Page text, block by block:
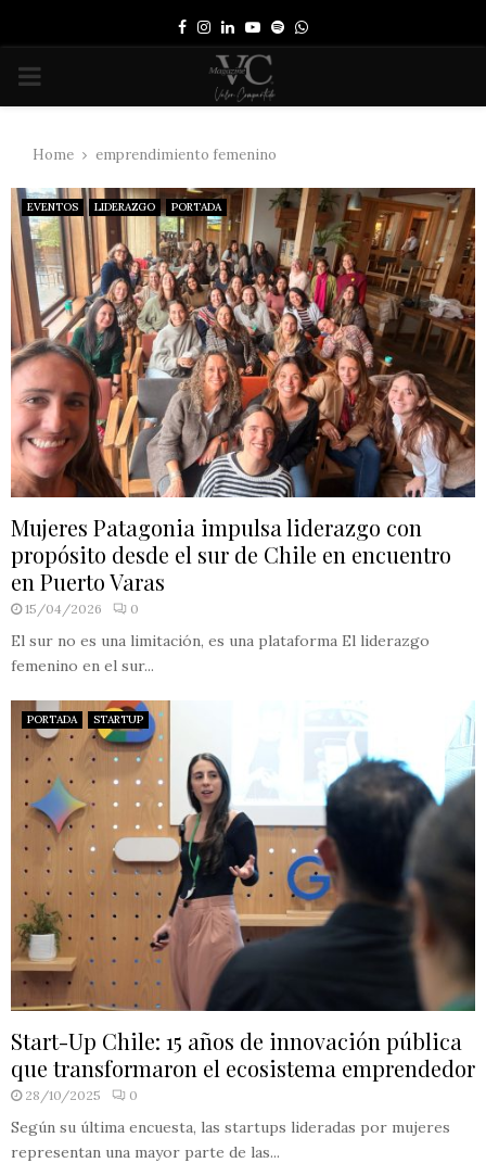
Facebook
Instagram
LinkedinYoutube
SpotifyWhatsapp
PRIMARY
Home emprendimiento femenino
EVENTOS LIDERAZGO PORTADA
Mujeres Patagonia impulsa liderazgo con
propósito desde el sur de Chile en encuentro
en Puerto Varas
15/04/2026 0
El sur no es una limitación, es una plataforma El liderazgo
femenino en el sur...
PORTADA STARTUP
Start-Up Chile: 15 años de innovación pública
que transformaron el ecosistema emprendedor
28/10/2025 0
Según su última encuesta, las startups lideradas por mujeres
representan una mayor parte de las...